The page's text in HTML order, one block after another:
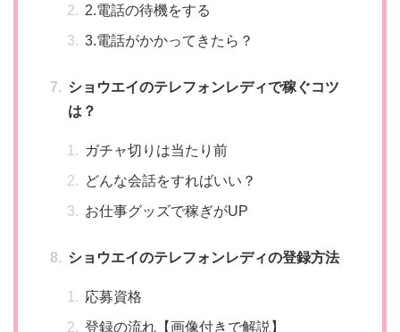
2.電話の待機をする
3.電話がかかってきたら？
ショウエイのテレフォンレディで稼ぐコツ
は？
ガチャ切りは当たり前
どんな会話をすればいい？
お仕事グッズで稼ぎがUP
ショウエイのテレフォンレディの登録方法
応募資格
登録の流れ【画像付きで解説】